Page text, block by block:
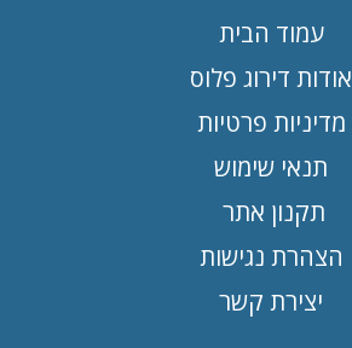
עמוד הבית
אודות דירוג פלוס
מדיניות פרטיות
תנאי שימוש
תקנון אתר
הצהרת נגישות
יצירת קשר